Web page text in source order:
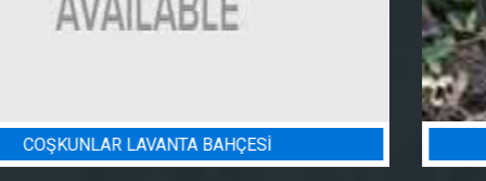
BADEM BAHÇESI SULAMA PROJESI